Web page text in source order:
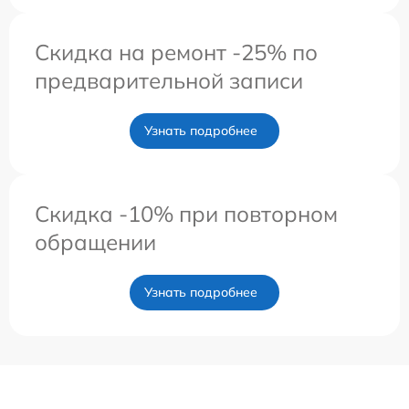
Скидка на ремонт -25% по
предварительной записи
Узнать подробнее
Скидка -10% при повторном
обращении
Узнать подробнее